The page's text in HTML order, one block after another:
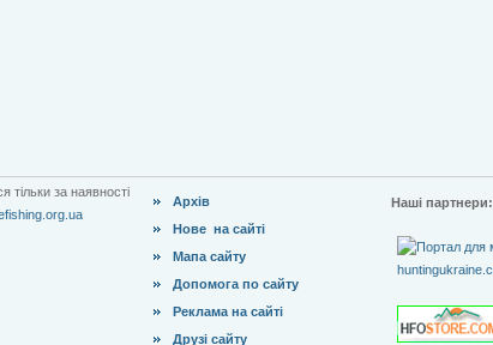
тільки за наявності
Архів
Нове на сайті
Мапа сайту
Допомога по сайту
Реклама на сайті
Друзі сайту
Наші партнери: